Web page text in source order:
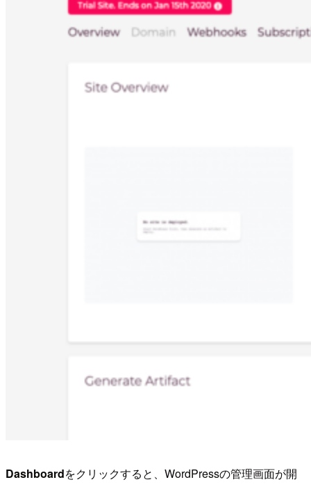
Dashboardをクリックすると、WordPressの管理画面が開